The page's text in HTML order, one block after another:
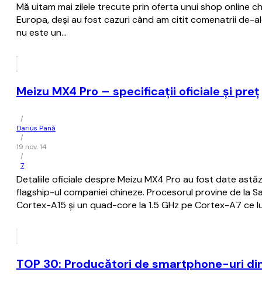
Mă uitam mai zilele trecute prin oferta unui shop online
Europa, deși au fost cazuri când am citit comenatrii
nu este un…
Meizu MX4 Pro – specificații oficiale și preț
/
Darius Pană
/
19 nov. 14
/
7
Detaliile oficiale despre Meizu MX4 Pro au fost date
flagship-ul companiei chineze. Procesorul provine de la
Cortex-A15 și un quad-core la 1.5 GHz pe Cortex-A7 ce
TOP 30: Producători de smartphone-uri